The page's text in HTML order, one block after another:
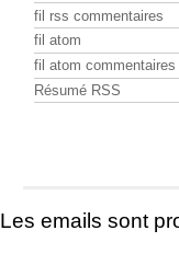
fil rss commentaires
fil atom
fil atom commentaires
Résumé RSS
Les emails sont